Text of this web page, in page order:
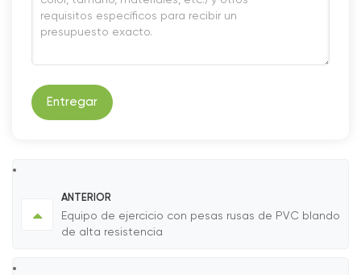
Entregar
ANTERIOR
Equipo de ejercicio con pesas rusas de PVC blando
de alta resistencia